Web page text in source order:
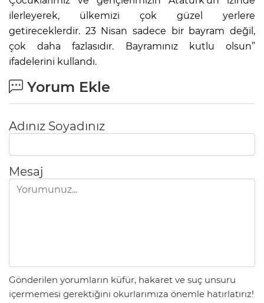
ilerleyerek, ülkemizi çok güzel yerlere
getireceklerdir. 23 Nisan sadece bir bayram değil,
çok daha fazlasıdır. Bayramınız kutlu olsun”
ifadelerini kullandı.
Yorum Ekle
Adınız Soyadınız
Mesaj
Gönderilen yorumların küfür, hakaret ve suç unsuru
içermemesi gerektiğini okurlarımıza önemle hatırlatırız!